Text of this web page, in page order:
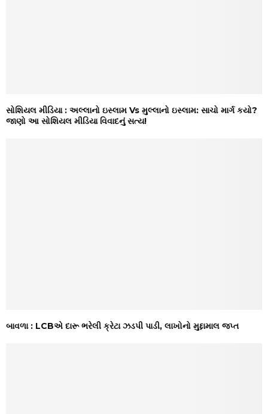
સોશિયલ મીડિયા : અલ્લાનો ઇસ્લામ Vs મુલ્લાનો ઇસ્લામ: સાચો માર્ગ કયો?
જાણો આ સોશિયલ મીડિયા વિવાદનું સત્ય!
બાવળા : LCBએ દારૂ ભરેલી ક્રેટા ઝડપી પાડી, લાખોનો મુદ્દામાલ જપ્ત